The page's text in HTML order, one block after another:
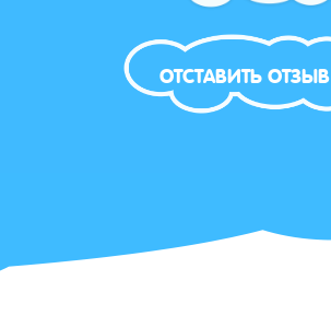
ОТСТАВИТЬ ОТЗЫВ